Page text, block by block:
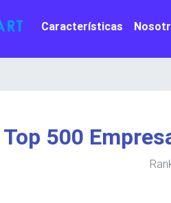
Características
Top 500